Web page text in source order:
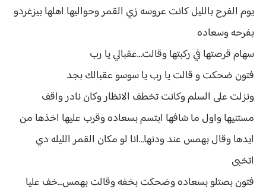
يوم الفرح بالليل كانت عروسه زي القمر وحواليها اهلها بيزغردو
بفرحه وسعاده
سهام قرصتها في ركبتها وقالت…عقبالي يا رب
فتون ضحكت و قالت يا رب يا سوسو عقبالك بجد
ونزلت على السلم وكانت تخطف الانظار وكان نادر واقف
مستنيها واول ما شافها ابتسم بسعاده وقرب عليها اخذها من
ايدها وقال بهمس عند ودنها…انا لو مكان القمر الليله دي
اتخبى
فتون بصتلو بسعاده وضحكت بخفه وقالت بهمس…خف عليا